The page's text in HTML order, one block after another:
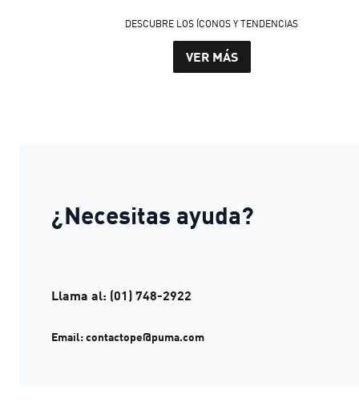
DESCUBRE LOS ÍCONOS Y TENDENCIAS
VER MÁS
¿Necesitas ayuda?
Llama al: (01) 748-2922
Email:contactope@puma.com